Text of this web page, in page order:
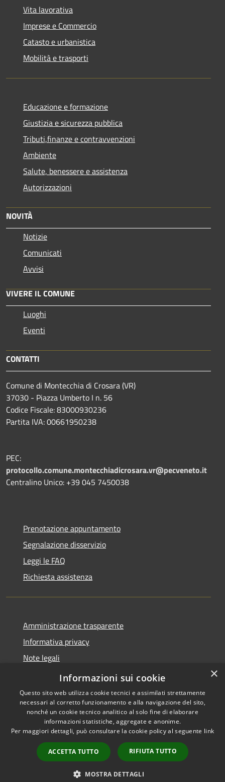
Vita lavorativa
Imprese e Commercio
Catasto e urbanistica
Mobilità e trasporti
Educazione e formazione
Giustizia e sicurezza pubblica
Tributi,finanze e contravvenzioni
Ambiente
Salute, benessere e assistenza
Autorizzazioni
NOVITÀ
Notizie
Comunicati
Avvisi
VIVERE IL COMUNE
Luoghi
Eventi
CONTATTI
Comune di Montecchia di Crosara (VR)
37030 - Piazza Umberto I n. 56
Codice Fiscale: 83000930236
Partita IVA: 00661950238
PEC:
protocollo.comune.montecchiadicrosara.vr@pecveneto.it
Centralino Unico: +39 045 7450038
Prenotazione appuntamento
Segnalazione disservizio
Leggi le FAQ
Richiesta assistenza
Amministrazione trasparente
Informativa privacy
Note legali
Dichiarazione di accessibilità
Accessibilità
Copyright © 2026 • Comune di
Montecchia di Crosara •
Powered byMunicipium
Accesso redazione
×
Informazioni sui cookie
Questo sito web utilizza cookie tecnici e assimilati strettamente
necessari al corretto funzionamento e alla navigazione del sito,
nonché un cookie tecnico analitico al solo fine di elaborare
informazioni statistiche, aggregate e anonime.
Per maggiori dettagli, può consultare la cookie policy al seguente link
ACCETTA TUTTO RIFIUTA TUTTO
MOSTRA DETTAGLI